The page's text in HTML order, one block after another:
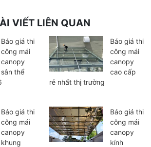
VIẾT LIÊN QUAN
Báo giá thi
công mái
canopy
sân thể
Báo giá thi
công mái
canopy
cao cấp
rẻ nhất thị trường
Báo giá thi
công mái
canopy
khung
Báo giá thi
công mái
canopy
kính